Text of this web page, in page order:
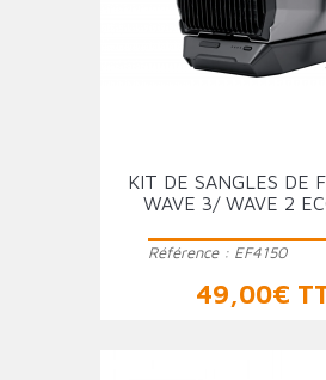
KIT DE SANGLES DE
WAVE 3/ WAVE 2
Référence : EF4150
Prix
49,00€